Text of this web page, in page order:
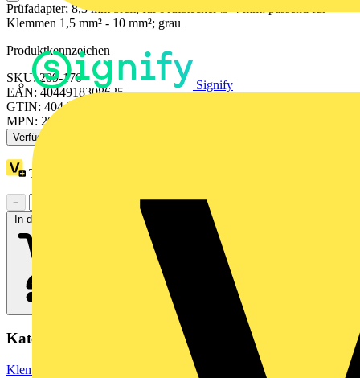
Signify
Prüfadapter; 8,3 mm breit; für Prüfstecker Ø 4 mm; passend für
Klemmen 1,5 mm² - 10 mm²; grau
Produktkennzeichen
SKU: 209-170
EAN: 4044918308625
GTIN: 4044918308625
MPN: 209-170
Verfügbar: 1 Händler
Treuepunkte:
−
+
In den Warenkorb
Kategorien
Klemmen, Steckverbinder & Verbindungselemente Reihenklemmen